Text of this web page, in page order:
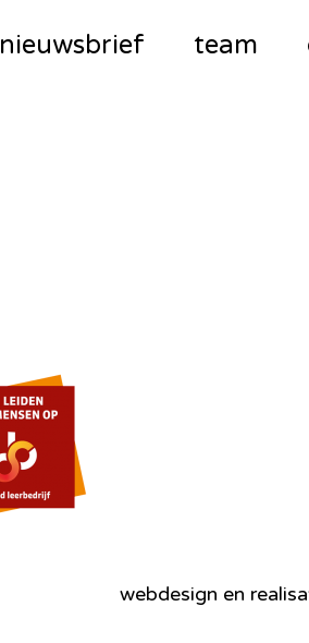
nieuwsbrief team
webdesign en